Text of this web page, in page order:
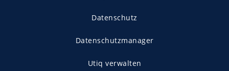
Datenschutz
Datenschutzmanager
Utiq verwalten